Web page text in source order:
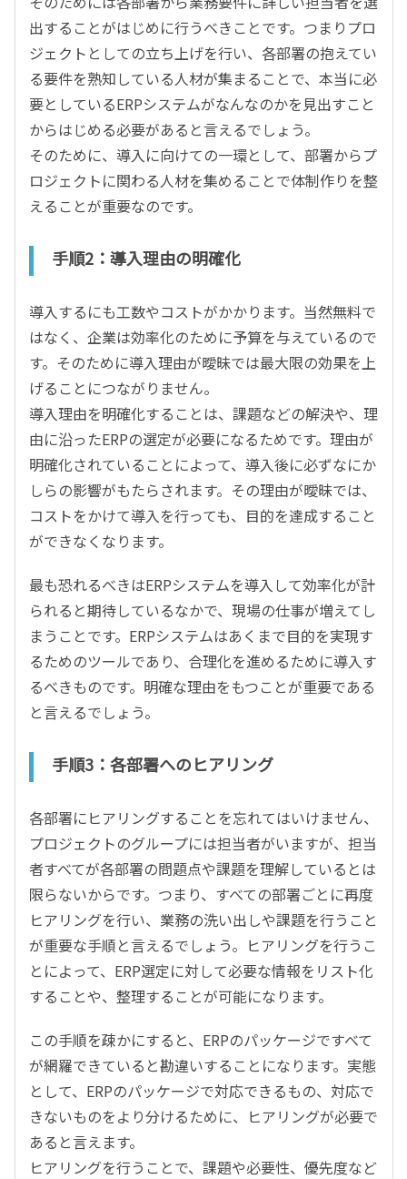
出することがはじめに行うべきことです。つまりプロ
ジェクトとしての立ち上げを行い、各部署の抱えてい
る要件を熟知している人材が集まることで、本当に必
要としているERPシステムがなんなのかを見出すこと
からはじめる必要があると言えるでしょう。
そのために、導入に向けての一環として、部署からプ
ロジェクトに関わる人材を集めることで体制作りを整
えることが重要なのです。
手順2：導入理由の明確化
導入するにも工数やコストがかかります。当然無料で
はなく、企業は効率化のために予算を与えているので
す。そのために導入理由が曖昧では最大限の効果を上
げることにつながりません。
導入理由を明確化することは、課題などの解決や、理
由に沿ったERPの選定が必要になるためです。理由が
明確化されていることによって、導入後に必ずなにか
しらの影響がもたらされます。その理由が曖昧では、
コストをかけて導入を行っても、目的を達成すること
ができなくなります。
最も恐れるべきはERPシステムを導入して効率化が計
られると期待しているなかで、現場の仕事が増えてし
まうことです。ERPシステムはあくまで目的を実現す
るためのツールであり、合理化を進めるために導入す
るべきものです。明確な理由をもつことが重要である
と言えるでしょう。
手順3：各部署へのヒアリング
各部署にヒアリングすることを忘れてはいけません、
プロジェクトのグループには担当者がいますが、担当
者すべてが各部署の問題点や課題を理解しているとは
限らないからです。つまり、すべての部署ごとに再度
ヒアリングを行い、業務の洗い出しや課題を行うこと
が重要な手順と言えるでしょう。ヒアリングを行うこ
とによって、ERP選定に対して必要な情報をリスト化
することや、整理することが可能になります。
この手順を疎かにすると、ERPのパッケージですべて
が網羅できていると勘違いすることになります。実態
として、ERPのパッケージで対応できるもの、対応で
きないものをより分けるために、ヒアリングが必要で
あると言えます。
ヒアリングを行うことで、課題や必要性、優先度など